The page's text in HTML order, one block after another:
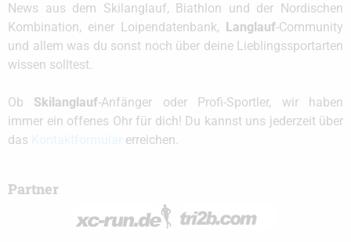
News aus dem Skilanglauf, Biathlon und der Nordischen
Kombination, einer Loipendatenbank,
Langlauf-Community
und allem was du sonst noch über deine Lieblingssportarten
wissen solltest.
Ob Skilanglauf-Anfänger oder Profi-Sportler, wir haben
immer ein offenes Ohr für dich! Du kannst uns jederzeit über
das
erreichen.
Partner